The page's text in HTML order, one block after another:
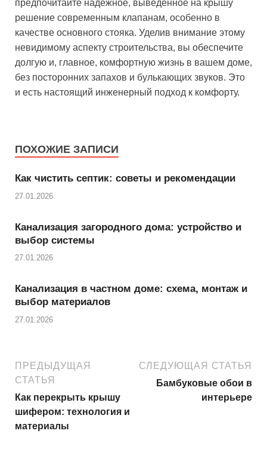
предпочитайте надежное, выведенное на крышу
решение современным клапанам, особенно в
качестве основного стояка. Уделив внимание этому
невидимому аспекту строительства, вы обеспечите
долгую и, главное, комфортную жизнь в вашем доме,
без посторонних запахов и булькающих звуков. Это
и есть настоящий инженерный подход к комфорту.
ПОХОЖИЕ ЗАПИСИ
Как чистить септик: советы и рекомендации
27.01.2026
Канализация загородного дома: устройство и
выбор системы
27.01.2026
Канализация в частном доме: схема, монтаж и
выбор материалов
27.01.2026
ПРЕДЫДУЩАЯ
СТАТЬЯ
Как перекрыть крышу
шифером: технология и
материалы
СЛЕДУЮЩАЯ СТАТЬЯ
Бамбуковые обои в
интерьере